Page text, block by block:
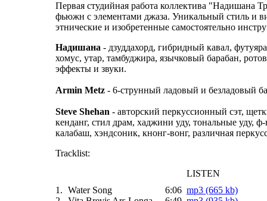
Первая студийная работа коллектива "Надишана
фьюжн с элементами джаза. Уникальный стиль и
этнические и изобретенные самостоятельно
Надишана - дзуддахорд, гибридный кавал,
хомус, утар, тамбуджира, язычковый барабан,
эффекты и звуки.
Armin Metz - 6-струнный ладовый и безладовый
Steve Shehan - авторский перкуссионный сэт,
кенданг, стил драм, хаджини уду, тональные уду,
калабаш, хэндсоник, кнонг-вонг, различная
Tracklist:
LISTEN
1. Water Song 6:06 mp3 (665 kb)